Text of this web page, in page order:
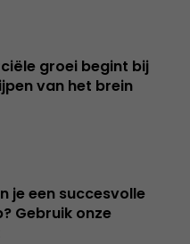
groei begint bij
van het brein
je een succesvolle
Gebruik onze